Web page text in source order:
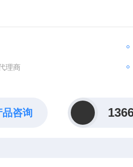
代理商
品咨询